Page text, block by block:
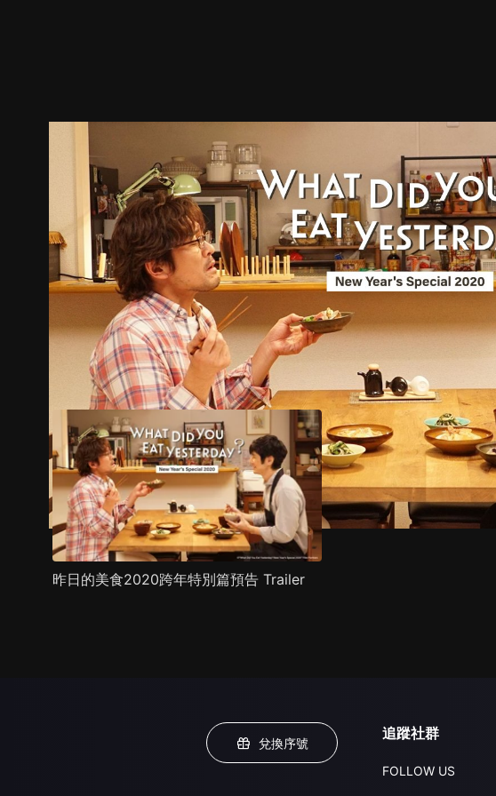
劇照 推薦影片 劇情介紹
昨日的美食2020跨年特別篇預告 Trailer
兌換序號
追蹤社群
FOLLOW US